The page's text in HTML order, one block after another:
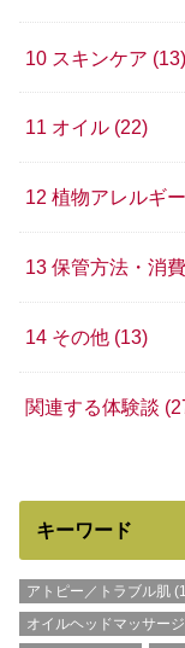
10 スキンケア (13)
11 オイル (22)
12 植物アレルギー
13 保管方法・消
14 その他 (13)
関連する体験談
キーワード
アトピー／トラブル肌
オイルヘッドマッサージ